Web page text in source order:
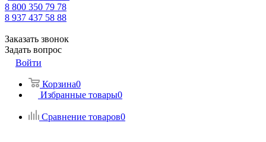
8 800 350 79 78
8 937 437 58 88
Заказать звонок
Задать вопрос
Войти
Корзина0
Избранные товары0
Сравнение товаров0